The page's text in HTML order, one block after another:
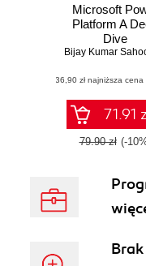
Microsoft
Platform A
Dive
Bijay Kumar
(36,90 zł najniższa
71.91
79.90 zł (-